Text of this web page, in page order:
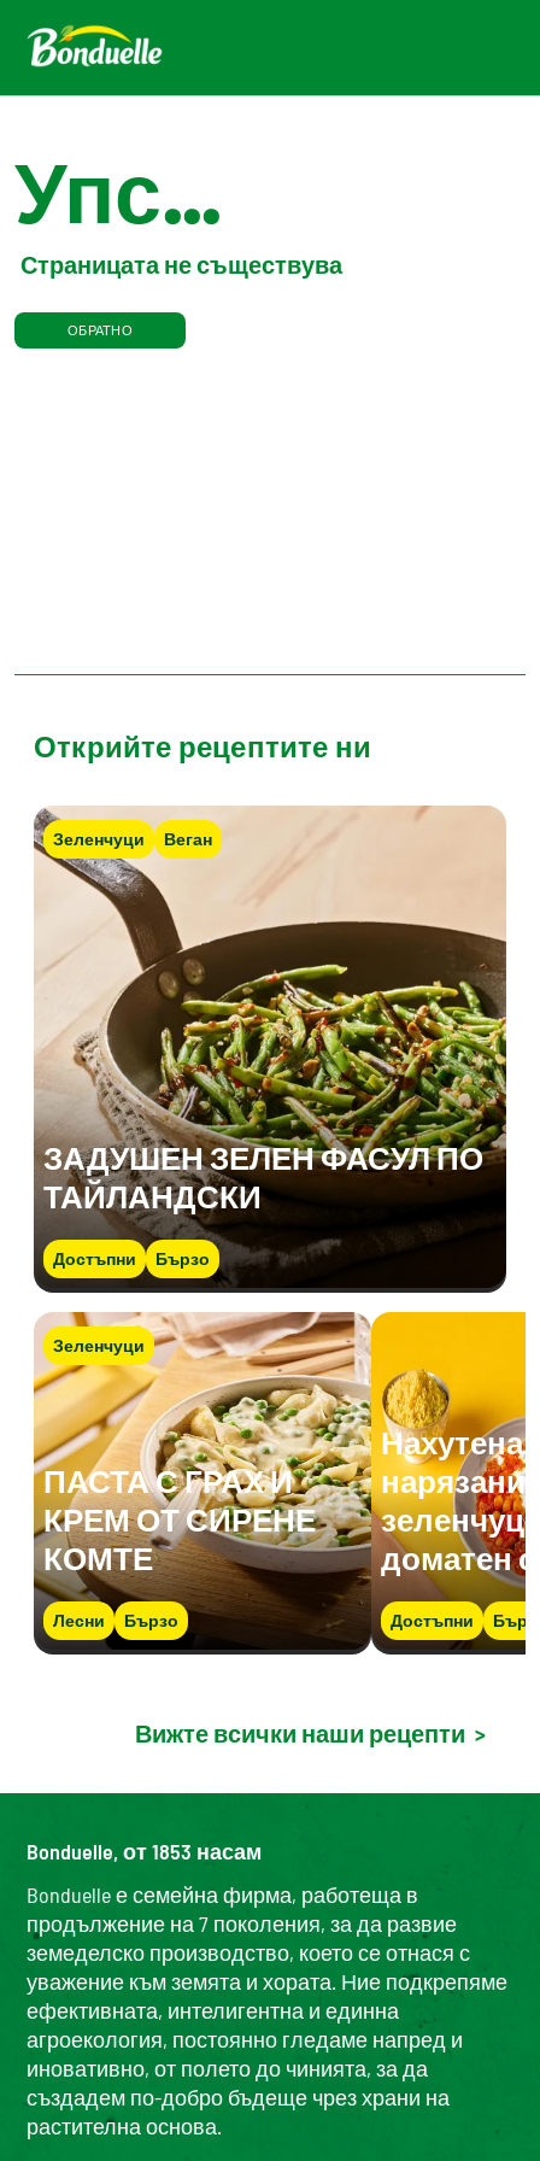
Упс...
Страницата не съществува
ОБРАТНО
Открийте рецептите ни
Зеленчуци Веган
ЗАДУШЕН ЗЕЛЕН ФАСУЛ ПО
ТАЙЛАНДСКИ
Достъпни Бързо
Зеленчуци
ПАСТА С ГРАХ И
КРЕМ ОТ СИРЕНЕ
КОМТЕ
Лесни Бързо
Нахутена
нарязани
доматен
Достъпни
Вижте всички наши рецепти >
Bonduelle, от 1853 насам
Bonduelle е семейна фирма, работеща в
продължение на 7 поколения, за да развие
земеделско производство, което се отнася с
уважение към земята и хората. Ние подкрепяме
ефективната, интелигентна и единна
агроекология, постоянно гледаме напред и
иновативно, от полето до чинията, за да
създадем по-добро бъдеще чрез храни на
растителна основа.